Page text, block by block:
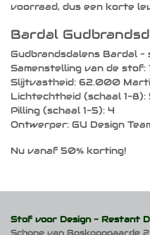
voorraad, dus een korte
Bardal
Gudbrandsdalens Bardal –
Samenstelling van de stof:
Slijtvastheid: 62.000
Lichtechtheid (schaal 1-8):
Pilling (schaal 1-5): 4
Ontwerper: GU Design
Nu vanaf 50% korting!
Stof voor Design - Restant
Schone van